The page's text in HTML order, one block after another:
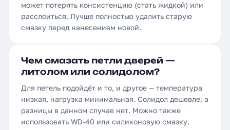
может потерять консистенцию (стать жидкой) или
расслоиться. Лучше полностью удалить старую
смазку перед нанесением новой.
Чем смазать петли дверей —
литолом или солидолом?
Для петель подойдёт и то, и другое — температура
низкая, нагрузка минимальная. Солидол дешевле, а
разницы в данном случае нет. Можно также
использовать WD-40 или силиконовую смазку.